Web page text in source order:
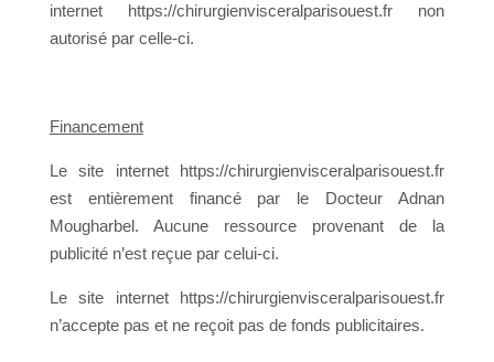
internet https://chirurgienvisceralparisouest.fr non
autorisé par celle-ci.
Financement
Le site internet https://chirurgienvisceralparisouest.fr
est entièrement financé par le Docteur Adnan
Mougharbel. Aucune ressource provenant de la
publicité n’est reçue par celui-ci.
Le site internet https://chirurgienvisceralparisouest.fr
n’accepte pas et ne reçoit pas de fonds publicitaires.